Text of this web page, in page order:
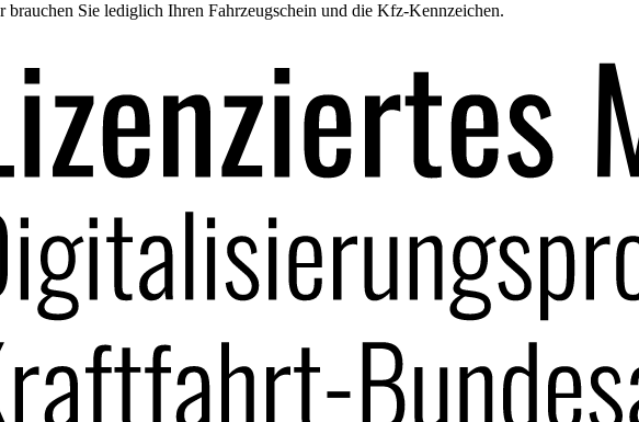
Sie lediglich Ihren Fahrzeugschein und die Kfz-Kennzeichen.